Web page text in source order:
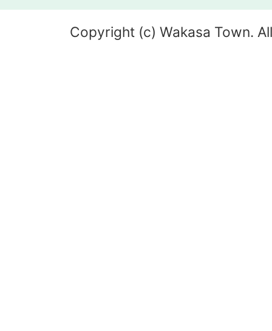
Copyright (c) Wakasa Town.